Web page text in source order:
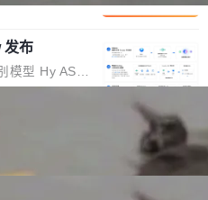
代码智能体在
仓理解"瓶
称" CodeBas
CodeA...
他没有迁移
使用此前登录
被程序员圈
员权限、无
了。月之暗面
长上下文、M
，但 GPU 显
AI 团队
官方博客上发
，每 token
发布
模型 Hy ASR
模型 Hy3 的
正听懂。通过
fixe